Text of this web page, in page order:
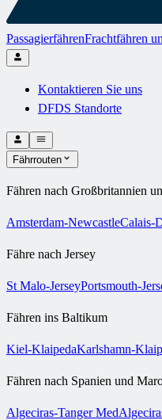
PassagierfährenFrachtfähren
Kontaktieren Sie uns
DFDS Standorte
Fährrouten
Fähren nach Großbritannien
Amsterdam-NewcastleCalais-
Fähre nach Jersey
St Malo-JerseyPortsmouth-
Fähren ins Baltikum
Kiel-KlaipedaKarlshamn-
Fähren nach Spanien und
Algeciras-Tanger Med